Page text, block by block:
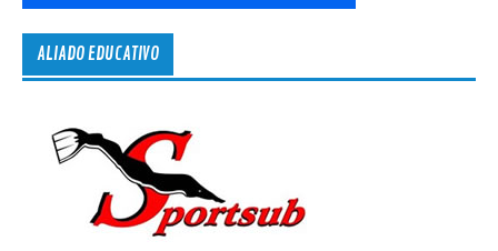
ALIADO EDUCATIVO